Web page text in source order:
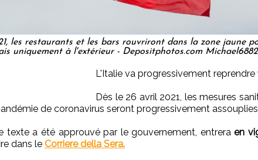
les restaurants et les bars rouvriront dans la zone jaune
uniquement à l'extérieur - Depositphotos.com Michael6882
L'Italie va progressivement reprendre
Dès le 26 avril 2021, les mesures
de coronavirus seront progressivement
texte a été approuvé par le gouvernement, entreraen
dans le Corriere della Sera.